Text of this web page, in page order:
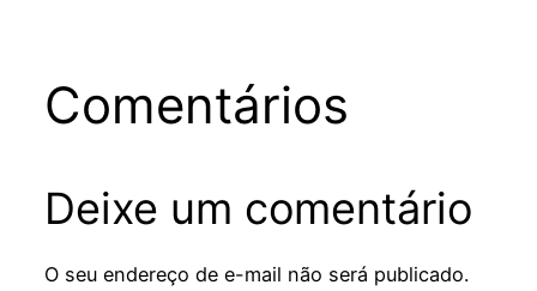
Comentários
Deixe um comentário
O seu endereço de e-mail não será publicado.